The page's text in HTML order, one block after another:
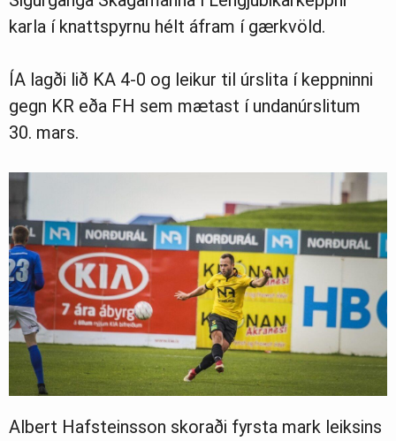
karla í knattspyrnu hélt áfram í gærkvöld.
ÍA lagði lið KA 4-0 og leikur til úrslita í keppninni
gegn KR eða FH sem mætast í undanúrslitum
30. mars.
Albert Hafsteinsson skoraði fyrsta mark leiksins